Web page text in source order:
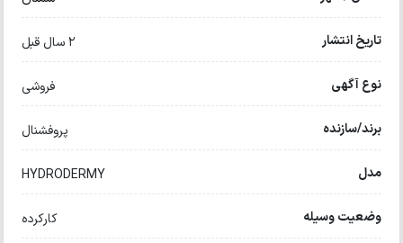
تاریخ انتشار 2 سال قبل
نوع آگهی فروشی
برند/سازنده پروفشنال
مدل HYDRODERMY
وضعیت وسیله کارکرده